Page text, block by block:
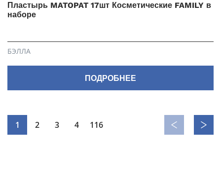
Пластырь MATOPAT 17шт Косметические FAMILY в
наборе
БЭЛЛА
ПОДРОБНЕЕ
1 2 3 4 116